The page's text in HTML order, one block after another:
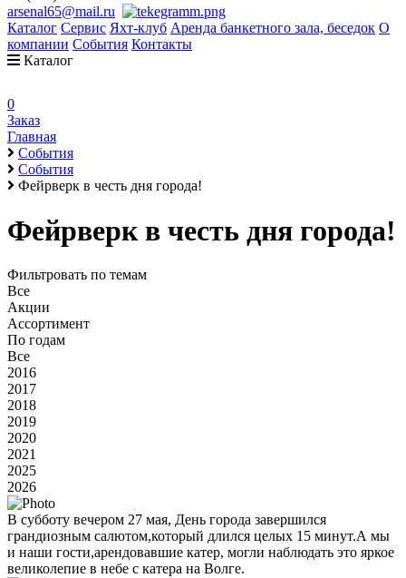
arsenal65@mail.ru
Каталог Сервис Яхт-клуб Аренда банкетного зала, беседок О
компании События Контакты
Каталог
0
Заказ
Главная
События
События
Фейрверк в честь дня города!
Фейрверк в честь дня города!
Фильтровать по темам
Все
Акции
Ассортимент
По годам
Все
2016
2017
2018
2019
2020
2021
2025
2026
В субботу вечером 27 мая, День города завершился
грандиозным салютом,который длился целых 15 минут.А мы
и наши гости,арендовавшие катер, могли наблюдать это яркое
великолепие в небе с катера на Волге.